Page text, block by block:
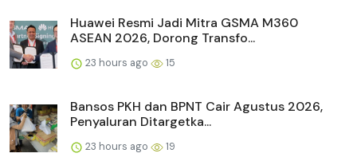
Huawei Resmi Jadi Mitra GSMA M360
ASEAN 2026, Dorong Transfo...
23 hours ago 15
Bansos PKH dan BPNT Cair Agustus 2026,
Penyaluran Ditargetka...
23 hours ago 19